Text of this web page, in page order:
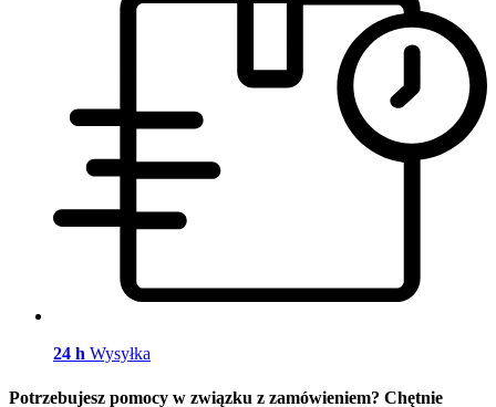
24 h Wysyłka
Potrzebujesz pomocy w związku z zamówieniem? Chętnie